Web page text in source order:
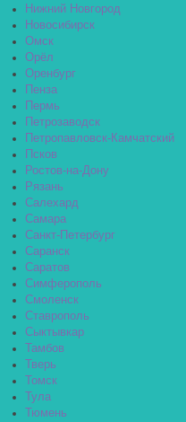
Нижний Новгород
Новосибирск
Омск
Орёл
Оренбург
Пенза
Пермь
Петрозаводск
Петропавловск-Камчатский
Псков
Ростов-на-Дону
Рязань
Салехард
Самара
Санкт-Петербург
Саранск
Саратов
Симферополь
Смоленск
Ставрополь
Сыктывкар
Тамбов
Тверь
Томск
Тула
Тюмень